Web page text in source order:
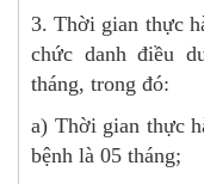
3. Thời gian thực
chức danh điều
tháng, trong đó:
a) Thời gian thực
bệnh là 05 tháng;